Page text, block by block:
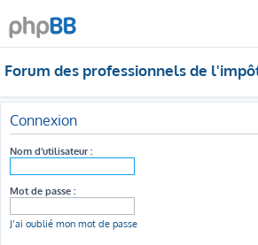
Forum des professionnels de
Connexion
Nom d’utilisateur :
Mot de passe :
J’ai oublié mon mot de passe